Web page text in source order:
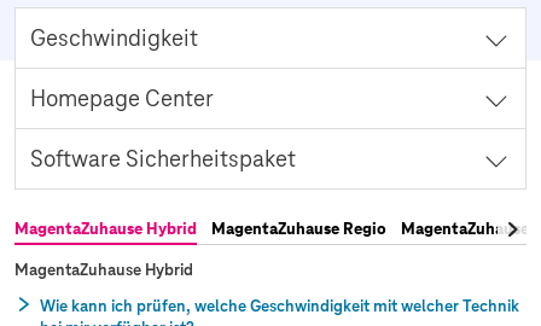
Geschwindigkeit
Sie möchten wissen, wie schnell Sie im Internet unterwegs sind? So
können Sie es checken:
Homepage Center
Sie möchten einen eigenen Internet-Auftritt haben oder diesen
bearbeiten? Dann hier entlang:
Software Sicherheitspaket
Software? Das ist zu tun:
Sicherheitspaket Software erhalten
MagentaZuhause Hybrid MagentaZuhause Regio
MagentaZuhause
MagentaZuhause Hybrid
Wie kann ich prüfen, welche Geschwindigkeit mit welcher Technik